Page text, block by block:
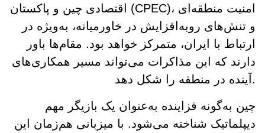
اقتصادی چین و پاکستان (CPEC)، امنیت منطقه‌ای
و تنش‌های رو‌به‌افزایش در خاورمیانه، به‌ویژه در
ارتباط با ایران، متمرکز خواهد بود. مقام‌ها باور
دارند که این مذاکرات می‌تواند مسیر همکاری‌های
آینده در منطقه را شکل دهد.
چین به‌گونه فزاینده به‌عنوان یک بازیگر مهم
دیپلماتیک شناخته می‌شود. با میزبانی هم‌زمان این